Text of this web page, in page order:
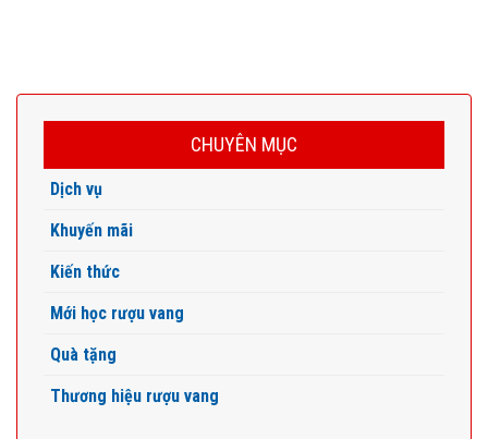
CHUYÊN MỤC
Dịch vụ
Khuyến mãi
Kiến thức
Mới học rượu vang
Quà tặng
Thương hiệu rượu vang